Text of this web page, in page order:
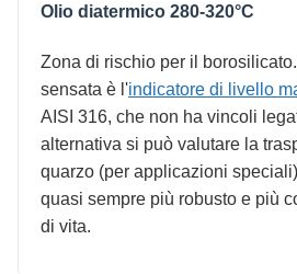
Olio diatermico 280-320°C
Zona di rischio per il
sensata è l'indicatore di livello
AISI 316, che non ha vincoli
alternativa si può valutare la
quarzo (per applicazioni
quasi sempre più robusto e più
di vita.